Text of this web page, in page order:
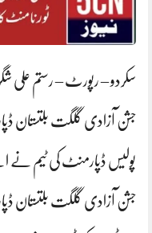
سکردو – رپورٹ – رستم علی
جشن آزادی گلگت بلتستان
پولیس ڈپارمنٹ کی ٹیم نے